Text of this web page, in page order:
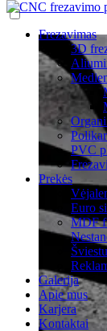
Frezavimas
3D
PVC
Prekės
Euro
MDF
Galerija
Apie mus
Karjera
Kontaktai